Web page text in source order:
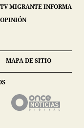
TV MIGRANTE INFORMA
OPINIÓN
MAPA DE SITIO